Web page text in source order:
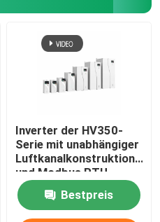
Inverter der HV350-
Serie mit unabhängiger
Luftkanalkonstruktion
und Modbus RTU-
Kommunikationsprotokoll
50Hz/60Hz±5%
Eingangsfrequenz
Bestpreis